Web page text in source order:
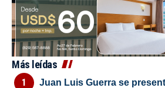
Más leídas
Juan Luis Guerra se